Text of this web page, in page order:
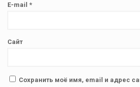
E-mail *
Сайт
Сохранить моё имя, email и адрес